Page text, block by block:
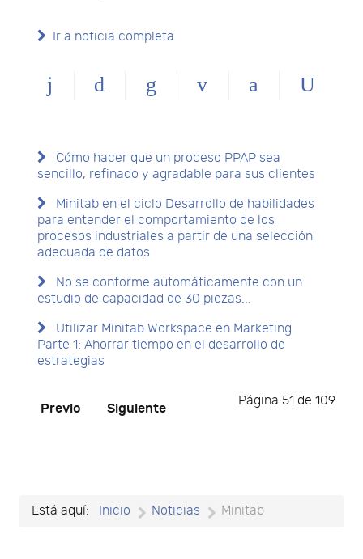
Ir a noticia completa
Cómo hacer que un proceso PPAP sea
sencillo, refinado y agradable para sus clientes
Minitab en el ciclo Desarrollo de habilidades
para entender el comportamiento de los
procesos industriales a partir de una selección
adecuada de datos
No se conforme automáticamente con un
estudio de capacidad de 30 piezas...
Utilizar Minitab Workspace en Marketing
Parte 1: Ahorrar tiempo en el desarrollo de
estrategias
Página 51 de 109
Previo Siguiente
Está aquí: Inicio Noticias Minitab